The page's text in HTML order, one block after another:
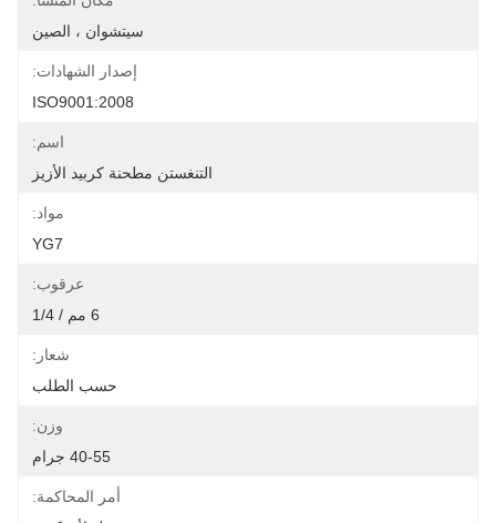
سيتشوان ، الصين
إصدار الشهادات:
ISO9001:2008
اسم:
التنغستن مطحنة كربيد الأزيز
مواد:
YG7
عرقوب:
شعار:
حسب الطلب
وزن:
40-55 جرام
أمر المحاكمة: